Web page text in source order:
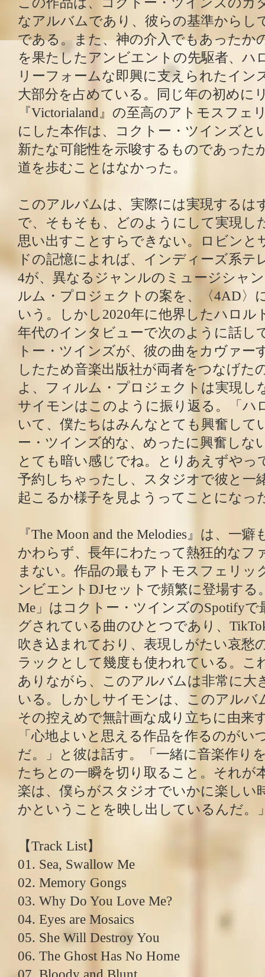
なアルバムであり、彼らの基準からし
である。また、神の介入でもあったか
を果たしたアンビエントの先駆者、ハ
リーフォームな即興に支えられたイン
大部分を占めている。同じ年の初めに
『Victorialand』の至高のアトモスフェ
にした本作は、コクトー・ツインズと
新たな可能性を示唆するものであった
道を歩むことはなかった。
このアルバムは、実際には実現するは
で、そもそも、どのようにして実現し
思い出すことすらできない。ロビンと
ドの記憶によれば、インディーズ系テ
4が、異なるジャンルのミュージシャ
ルム・プロジェクトの案を、〈4AD〉
いう。しかし2020年に他界したハロル
年代のインタビューで次のように話し
トー・ツインズが、彼の曲をカヴァー
したため音楽出版社が両者をつなげた
よ、フィルム・プロジェクトは実現し
サイモンはこのように振り返る。「ハ
いて、僕たちはみんなとても興奮して
ー・ツインズ的な、めったに興奮しな
とても暗い感じでね。とりあえずやっ
予約しちゃったし、スタジオで彼と一
起こるか様子を見ようってことになっ
『The Moon and the Melodies』は、一
かわらず、長年にわたって熱狂的なフ
まない。作品の最もアトモスフェリッ
ンビエントDJセットで頻繁に登場する
Me」はコクトー・ツインズのSpotify
グされている曲のひとつであり、
吹き込まれており、表現しがたい哀愁
ラックとして幾度も使われている。こ
ありながら、このアルバムは非常に大
いる。しかしサイモンは、このアルバ
その控えめで無計画な成り立ちに由来
「心地よいと思える作品を作るのがい
だ。」と彼は話す。「一緒に音楽作り
たちとの一瞬を切り取ること。それが
楽は、僕らがスタジオでいかに楽しい
かということを映し出しているんだ。
【Track List】
01. Sea, Swallow Me
02. Memory Gongs
03. Why Do You Love Me?
04. Eyes are Mosaics
05. She Will Destroy You
06. The Ghost Has No Home